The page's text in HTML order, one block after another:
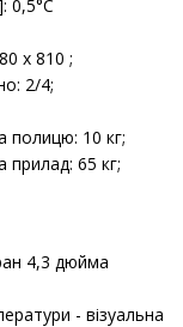
0,5°C
х 810 ;
2/4;
полицю: 10 кг;
65 кг;
4,3 дюйма
- візуальна